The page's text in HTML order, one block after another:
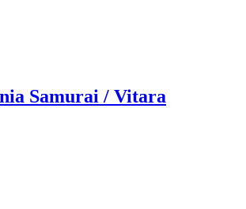
Samurai / Vitara